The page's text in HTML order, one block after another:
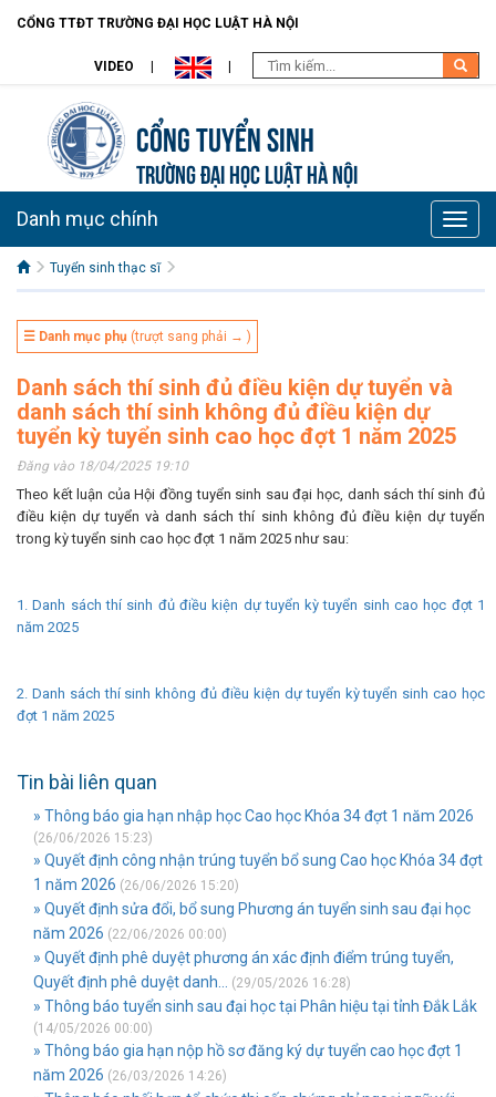
CỔNG TTĐT TRƯỜNG ĐẠI HỌC LUẬT HÀ NỘI
VIDEO
Cổng tuyển sinh
TRƯỜNG ĐẠI HỌC LUẬT HÀ NỘI
Toggle
Danh mục chính
Tuyển sinh thạc sĩ
☰ Danh mục phụ (trượt sang phải → )
Danh sách thí sinh đủ điều kiện dự tuyển và
danh sách thí sinh không đủ điều kiện dự
tuyển kỳ tuyển sinh cao học đợt 1 năm 2025
Đăng vào 18/04/2025 19:10
Theo kết luận của Hội đồng tuyển sinh sau đại học, danh sách thí sinh đủ
điều kiện dự tuyển và danh sách thí sinh không đủ điều kiện dự tuyển
trong kỳ tuyển sinh cao học đợt 1 năm 2025 như sau:
1. Danh sách thí sinh đủ điều kiện dự tuyển kỳ tuyển sinh cao học đợt 1
năm 2025
2. Danh sách thí sinh không đủ điều kiện dự tuyển kỳ tuyển sinh cao học
đợt 1 năm 2025
Tin bài liên quan
» Thông báo gia hạn nhập học Cao học Khóa 34 đợt 1 năm 2026
(26/06/2026 15:23)
» Quyết định công nhận trúng tuyển bổ sung Cao học Khóa 34 đợt
1 năm 2026 (26/06/2026 15:20)
» Quyết định sửa đổi, bổ sung Phương án tuyển sinh sau đại học
năm 2026 (22/06/2026 00:00)
» Quyết định phê duyệt phương án xác định điểm trúng tuyển,
Quyết định phê duyệt danh...
(29/05/2026 16:28)
» Thông báo tuyển sinh sau đại học tại Phân hiệu tại tỉnh Đắk Lắk
(14/05/2026 00:00)
» Thông báo gia hạn nộp hồ sơ đăng ký dự tuyển cao học đợt 1
năm 2026 (26/03/2026 14:26)